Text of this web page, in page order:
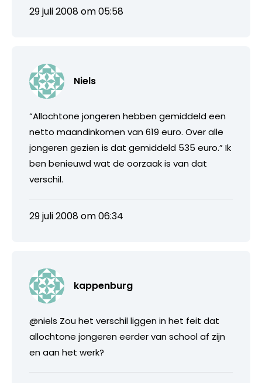
29 juli 2008 om 05:58
Niels
“Allochtone jongeren hebben gemiddeld een
netto maandinkomen van 619 euro. Over alle
jongeren gezien is dat gemiddeld 535 euro.” Ik
ben benieuwd wat de oorzaak is van dat
verschil.
29 juli 2008 om 06:34
kappenburg
@niels Zou het verschil liggen in het feit dat
allochtone jongeren eerder van school af zijn
en aan het werk?